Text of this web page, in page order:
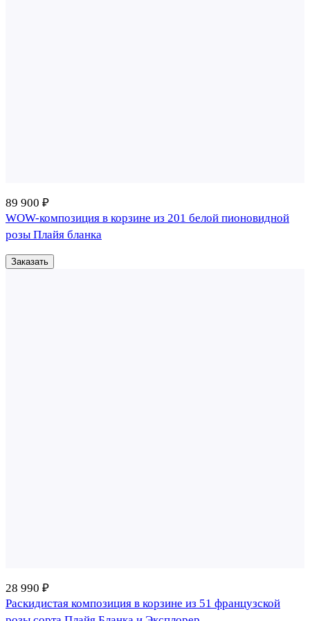
89 900 ₽
WOW-композиция в корзине из 201 белой пионовидной
розы Плайя бланка
Заказать
28 990 ₽
Раскидистая композиция в корзине из 51 французской